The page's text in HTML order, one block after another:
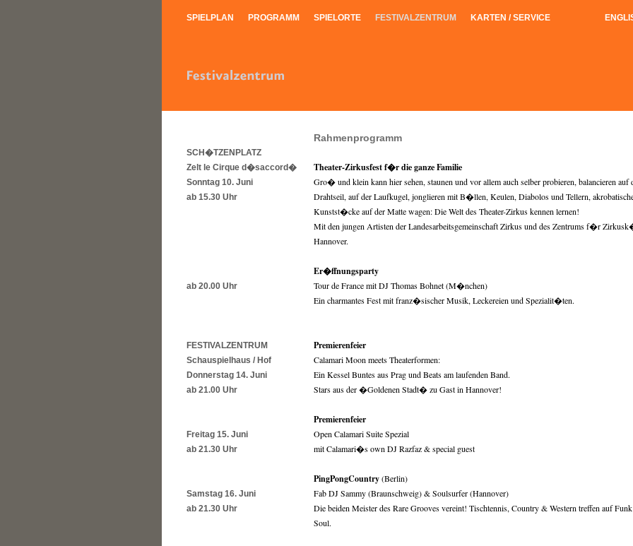
SPIELPLAN PROGRAMM SPIELORTE FESTIVALZENTRUM KARTEN / SERVICE
SCH�TZENPLATZ
Zelt le Cirque d�saccord�
Sonntag 10. Juni
ab 15.30 Uhr
ab 20.00 Uhr
FESTIVALZENTRUM
Schauspielhaus / Hof
Donnerstag 14. Juni
ab 21.00 Uhr
Freitag 15. Juni
ab 21.30 Uhr
Samstag 16. Juni
ab 21.30 Uhr
Rahmenprogramm
Theater-Zirkusfest f�r die ganze Familie
Gro� und klein kann hier sehen, staunen und vor allem auch selber probieren, balancieren auf
Drahtseil, auf der Laufkugel, jonglieren mit B�llen, Keulen, Diabolos und Tellern,
Kunstst�cke auf der Matte wagen: Die Welt des Theater-Zirkus kennen lernen!
Mit den jungen Artisten der Landesarbeitsgemeinschaft Zirkus und des Zentrums f�r
Hannover.
Er�ffnungsparty
Tour de France mit DJ Thomas Bohnet (M�nchen)
Ein charmantes Fest mit franz�sischer Musik, Leckereien und Spezialit�ten.
Premierenfeier
Calamari Moon meets Theaterformen:
Ein Kessel Buntes aus Prag und Beats am laufenden Band.
Stars aus der �Goldenen Stadt� zu Gast in Hannover!
Premierenfeier
Open Calamari Suite Spezial
mit Calamari�s own DJ Razfaz & special guest
PingPongCountry(Berlin)
Fab DJ Sammy (Braunschweig) & Soulsurfer (Hannover)
Die beiden Meister des Rare Grooves vereint! Tischtennis, Country & Western treffen auf
Soul.